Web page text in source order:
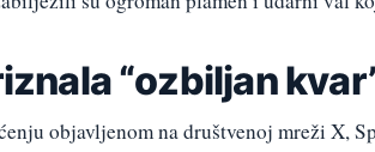
“ozbiljan
objavljenom na društvenoj mreži X,